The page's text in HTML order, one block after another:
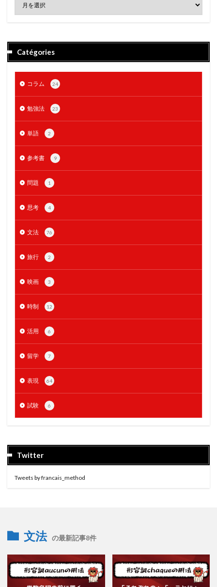
Catégories
コラム 24
勉強法 23
単語 2
参考書 9
問題 1
思考 4
文法 76
旅行 2
映画 3
時制 12
活用 6
留学 7
表現 64
試験 6
Twitter
Tweets by francais_method
文法 の最新記事8件